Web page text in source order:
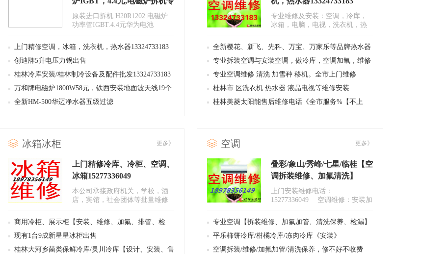
用桥堆1.5元，玻封型热敏电
阻100
原装进口拆机 H20R1202 电磁炉
功率管IGBT.4.4元华为电池
能..
上门精修空调，冰箱，洗衣机，热水器13324733183
创迪牌5升电压力锅出售
桂林冷库安装/桂林制冷设备及配件批发13324733183
万和牌电磁炉1800W58元，铁西安装地面波天线19个
台
全新HM-500华迈净水器五级过滤
专业维修及安装：空调，冷库，
冰箱，电脑，电视，洗衣机，热
一切..
全新樱花、新飞、先科、万宝、万家乐等品牌热水器
260元起
专业拆装空调与安装空调，做冷库，空调加氧，维修
冰箱15977323551
专业空调维修 清洗 加雪种 移机。全市上门维修
桂林市 区洗衣机 热水器 液晶电视等维修安装
15977323551
桂林美菱太阳能售后维修电话《全市服务%【不上
更多》
冰箱冰柜
上门精修冷库、冷柜、空调、
冰箱15277336049
本公司承接政府机关，学校，酒
店，宾馆，社会团体等批量维修
商用冷柜、展示柜【安装、维修、加氟、排管、检
漏】0773-8997549
现有1台9成新星星冰柜出售
桂林大河乡菌类保鲜冷库/灵川冷库【设计、安装、售
更多》
空调
叠彩/象山/秀峰/七星/临桂【空
调拆装维修、加氟清洗】
15277336049
上门安装维修电话：
15277336049 空调维修：安装加
制冷维修..
专业空调【拆装维修、加氟加管、清洗保养、检漏】
15277336049
平乐柿饼冷库/柑橘冷库/冻肉冷库《安装》
空调拆装/维修/加氟加管/清洗保养，修不好不收费